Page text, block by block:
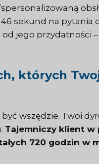
sekund na
jego przydatności
których
wszędzie. Twoi
Tajemniczy klient w
720 godzin w